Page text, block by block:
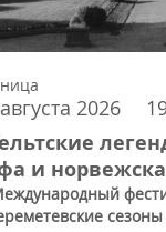
2026
и
сезоны